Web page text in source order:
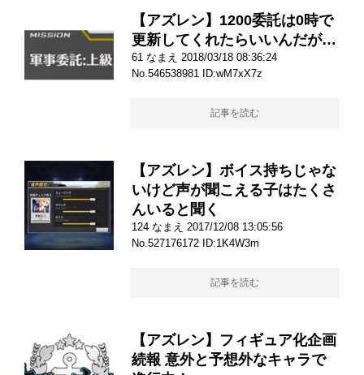
【アズレン】1200委託は0時で
更新してくれたらいいんだが…
61 なまえ 2018/03/18 08:36:24
No.546538981 ID:wM7xX7z
記事を読む
【アズレン】ボイス持ちじゃな
いけど声が聞こえる子はたくさ
んいると聞く
124 なまえ 2017/12/08 13:05:56
No.527176172 ID:1K4W3m
記事を読む
【アズレン】フィギュア化企画
続報 意外と予想外なキャラで